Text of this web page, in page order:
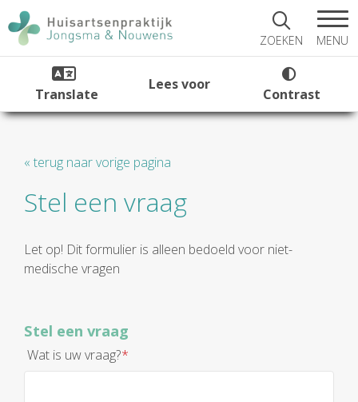
ZOEKEN MENU
Translate
Lees voor
Contrast
« terug naar vorige pagina
Stel een vraag
Let op! Dit formulier is alleen bedoeld voor niet-
medische vragen
Stel een vraag
Wat is uw vraag?*